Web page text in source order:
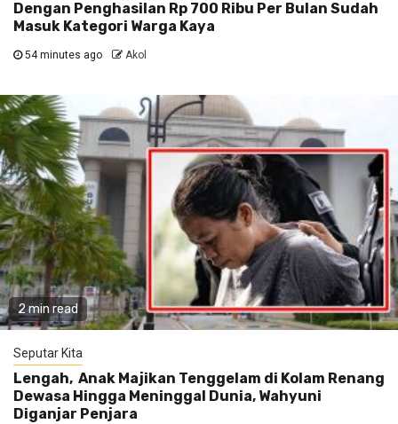
Dengan Penghasilan Rp 700 Ribu Per Bulan Sudah
Masuk Kategori Warga Kaya
54 minutes ago Akol
2 min read
Seputar Kita
Lengah, Anak Majikan Tenggelam di Kolam Renang
Dewasa Hingga Meninggal Dunia, Wahyuni
Diganjar Penjara